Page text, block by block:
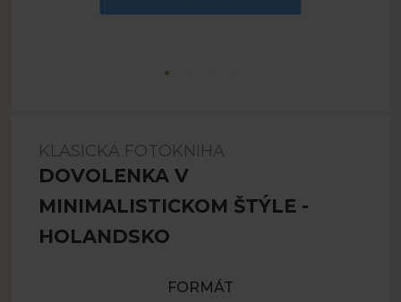
KLASICKÁ FOTOKNIHA
DOVOLENKA V
MINIMALISTICKOM ŠTÝLE -
HOLANDSKO
FORMÁT